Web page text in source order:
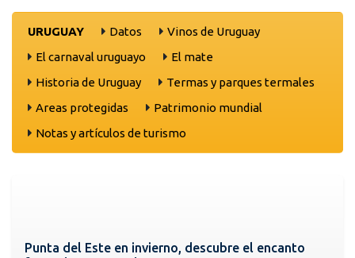
URUGUAY Datos
Vinos de Uruguay
El carnaval uruguayo
El mate
Historia de Uruguay
Termas y parques termales
Areas protegidas
Patrimonio mundial
Notas y artículos de turismo
Punta del Este en invierno, descubre el encanto